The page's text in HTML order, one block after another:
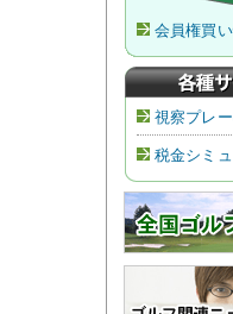
会員権買
視察プレ
税金シミ